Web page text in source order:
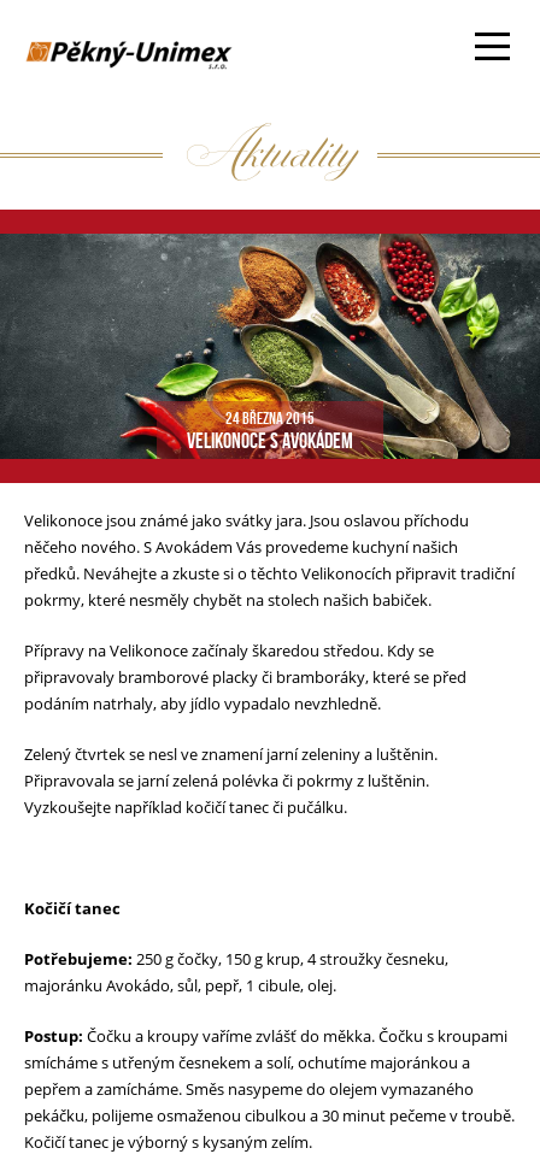
Aktuality
24 BŘEZNA 2015
VELIKONOCE S AVOKÁDEM
Velikonoce jsou známé jako svátky jara. Jsou oslavou příchodu
něčeho nového. S Avokádem Vás provedeme kuchyní našich
předků. Neváhejte a zkuste si o těchto Velikonocích připravit tradiční
pokrmy, které nesměly chybět na stolech našich babiček.
Přípravy na Velikonoce začínaly škaredou středou. Kdy se
připravovaly bramborové placky či bramboráky, které se před
podáním natrhaly, aby jídlo vypadalo nevzhledně.
Zelený čtvrtek se nesl ve znamení jarní zeleniny a luštěnin.
Připravovala se jarní zelená polévka či pokrmy z luštěnin.
Vyzkoušejte například kočičí tanec či pučálku.
Kočičí tanec
Potřebujeme: 250 g čočky, 150 g krup, 4 stroužky česneku,
majoránku Avokádo, sůl, pepř, 1 cibule, olej.
Postup: Čočku a kroupy vaříme zvlášť do měkka. Čočku s kroupami
smícháme s utřeným česnekem a solí, ochutíme majoránkou a
pepřem a zamícháme. Směs nasypeme do olejem vymazaného
pekáčku, polijeme osmaženou cibulkou a 30 minut pečeme v troubě.
Kočičí tanec je výborný s kysaným zelím.